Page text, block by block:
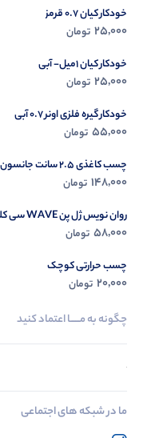
خودکار کیان 0.7 قرمز
25,000 تومان
خودکار کیان 1میل- آبی
25,000 تومان
خودکار گیره فلزی اونر 0.7 آبی
55,000 تومان
چسب کاغذی 2.5 سانت جانسون
148,000 تومان
روان نویس ژل پن WAVE سی کلاس-آبی
58,000 تومان
چسب حرارتی کوچک
20,000 تومان
چگونه به مــــــا اعتماد کنید
ما در شبکه های اجتماعی